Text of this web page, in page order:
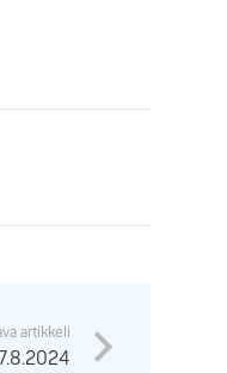
artikkeli